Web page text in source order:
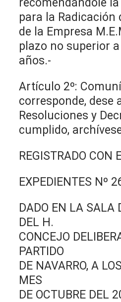
para la Radicación
de la Empresa
plazo no superior
años.-
Artículo 2º:
corresponde, dese
Resoluciones y
cumplido,
REGISTRADO CON
EXPEDIENTES Nº
DADO EN LA SALA
DEL H.
CONCEJO
PARTIDO
DE NAVARRO, A
MES
DE OCTUBRE DEL